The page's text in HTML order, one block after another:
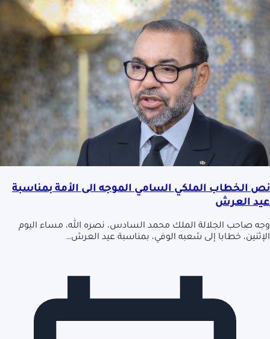
نص الخطاب الملكي السامي الموجه الى الأمة بمناسبة
عيد العرش
وجه صاحب الجلالة الملك محمد السادس، نصره الله، مساء اليوم
الإثنين، خطابا إلى شعبه الوفي، بمناسبة عيد العرش…